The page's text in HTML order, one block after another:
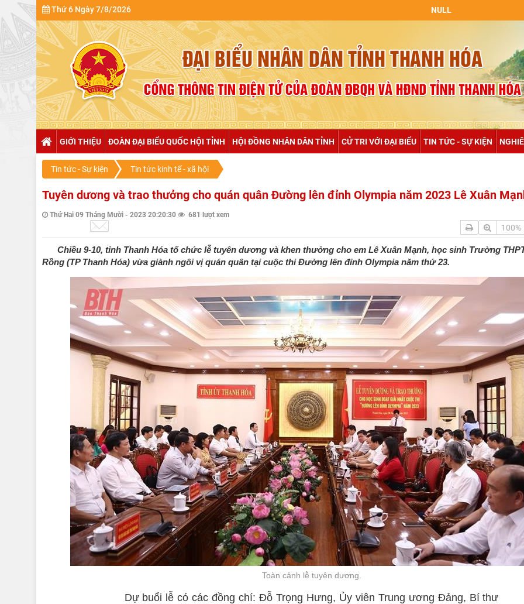
Thứ 6 Ngày 7/8/2026
GIỚI THIỆU ĐOÀN ĐẠI BIỂU QUỐC HỘI TỈNH HỘI ĐỒNG NHÂN DÂN TỈNH CỬ TRI VỚI ĐẠI BIỂU TIN TỨC - SỰ KIỆN
Tin tức - Sự kiện Tin tức kinh tế - xã hội
Tuyên dương và trao thưởng cho quán quân Đường lên đỉnh Olympia năm 2023 Lê Xuân
Thứ Hai 09 Tháng Mười - 2023 20:20:30 681 lượt xem
100%
Chiều 9-10, tỉnh Thanh Hóa tổ chức lễ tuyên dương và khen thưởng cho em Lê Xuân Mạnh, học sinh Trường
Rồng (TP Thanh Hóa) vừa giành ngôi vị quán quân tại cuộc thi Đường lên đỉnh Olympia năm thứ 23.
Toàn cảnh lễ tuyên dương.
Dự buổi lễ có các đồng chí: Đỗ Trọng Hưng, Ủy viên Trung ương Đảng, Bí thư